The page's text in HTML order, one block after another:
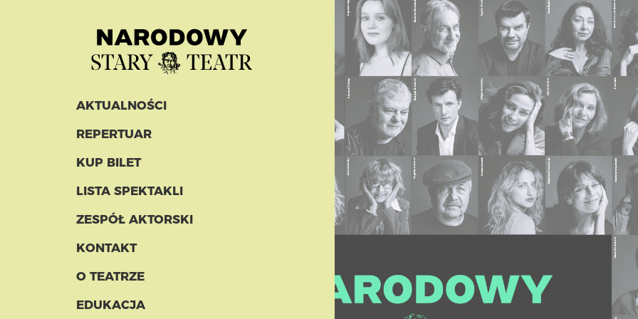
AKTUALNOŚCI
REPERTUAR
KUP BILET
LISTA SPEKTAKLI
ZESPÓŁ AKTORSKI
KONTAKT
O TEATRZE
EDUKACJA